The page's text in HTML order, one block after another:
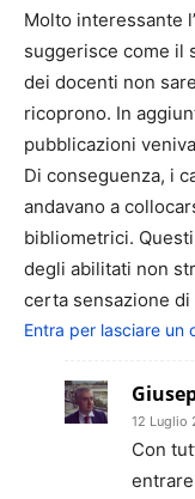
Molto interessante
suggerisce come il
dei docenti non
ricoprono. In
pubblicazioni
Di conseguenza, i
andavano a
bibliometrici.
degli abilitati non
certa sensazione
Entra per lasciare un
12 Luglio
Con